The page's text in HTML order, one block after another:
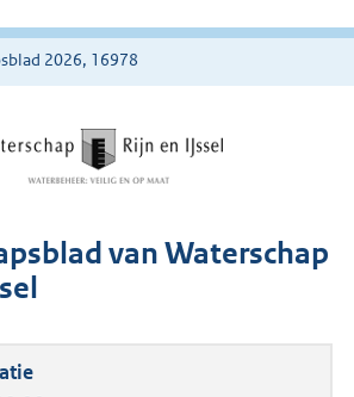
2026, 16978
van Waterschap